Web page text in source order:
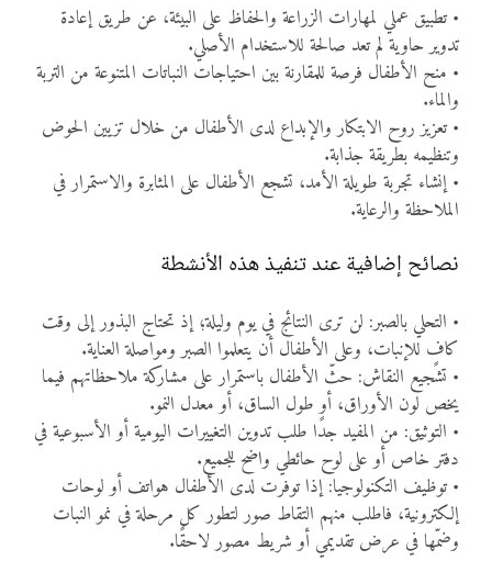
• تطبيق عملي لمهارات الزراعة والحفاظ على البيئة، عن طريق إعادة
تدوير حاوية لم تعد صالحة للاستخدام الأصلي.
• منح الأطفال فرصة للمقارنة بين احتياجات النباتات المتنوعة من التربة
والماء.
• تعزيز روح الابتكار والإبداع لدى الأطفال من خلال تزيين الحوض
وتنظيمه بطريقة جذابة.
• إنشاء تجربة طويلة الأمد، تشجع الأطفال على المثابرة والاستمرار في
الملاحظة والرعاية.
نصائح إضافية عند تنفيذ هذه الأنشطة
• التحلي بالصبر: لن ترى النتائج في يوم وليلة؛ إذ تحتاج البذور إلى وقت
كافٍ للإنبات، وعلى الأطفال أن يتعلموا الصبر ومواصلة العناية.
• تشجيع النقاش: حثّ الأطفال باستمرار على مشاركة ملاحظاتهم فيما
يخص لون الأوراق، أو طول الساق، أو معدل النمو.
• التوثيق: من المفيد جدًا طلب تدوين التغييرات اليومية أو الأسبوعية في
دفتر خاص أو على لوح حائطي واضح للجميع.
• توظيف التكنولوجيا: إذا توفرت لدى الأطفال هواتف أو لوحات
إلكترونية، فاطلب منهم التقاط صور لتطور كل مرحلة في نمو النبات
وضمّها في عرض تقديمي أو شريط مصور لاحقًا.